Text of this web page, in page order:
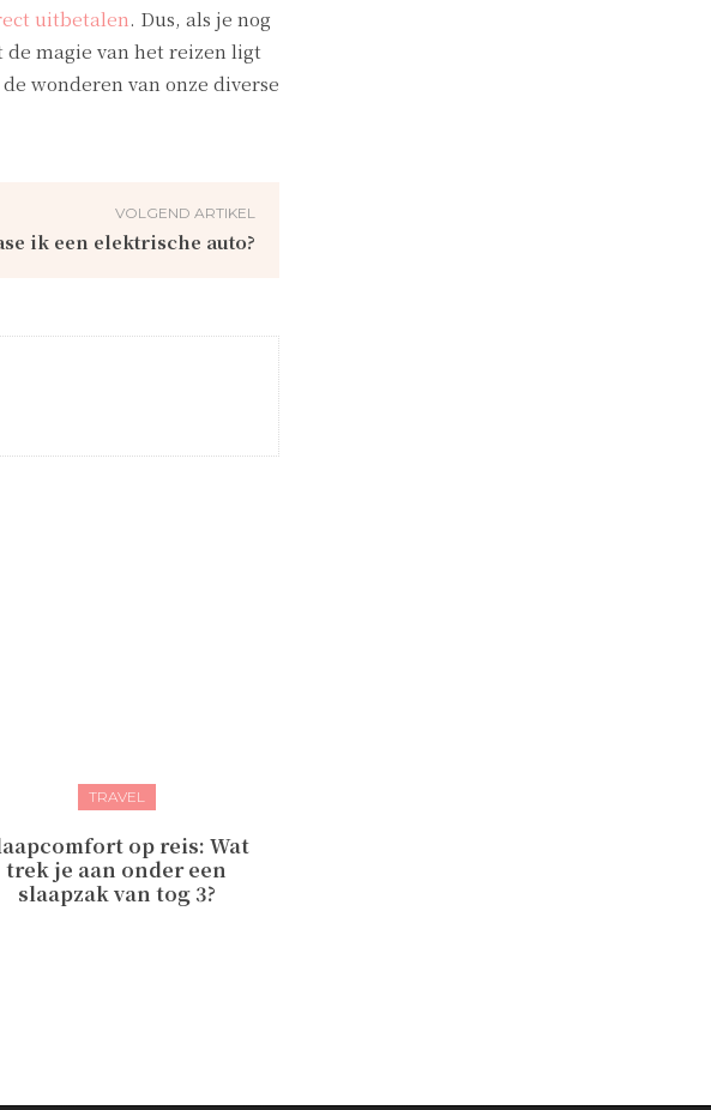
uitbetalen. Dus, als je nog
magie van het reizen ligt
wonderen van onze diverse
VOLGEND ARTIKEL
ik een elektrische auto?
TRAVEL
op reis: Wat
trek je aan onder een
slaapzak van tog 3?